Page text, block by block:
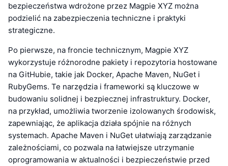
bezpieczeństwa wdrożone przez Magpie XYZ można
podzielić na zabezpieczenia techniczne i praktyki
strategiczne.
Po pierwsze, na froncie technicznym, Magpie XYZ
wykorzystuje różnorodne pakiety i repozytoria hostowane
na GitHubie, takie jak Docker, Apache Maven, NuGet i
RubyGems. Te narzędzia i frameworki są kluczowe w
budowaniu solidnej i bezpiecznej infrastruktury. Docker,
na przykład, umożliwia tworzenie izolowanych środowisk,
zapewniając, że aplikacja działa spójnie na różnych
systemach. Apache Maven i NuGet ułatwiają zarządzanie
zależnościami, co pozwala na łatwiejsze utrzymanie
oprogramowania w aktualności i bezpieczeństwie przed